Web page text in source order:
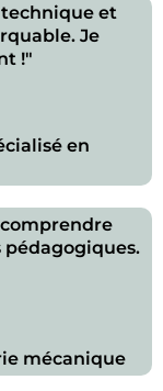
et
Je
!"
en
mécanique